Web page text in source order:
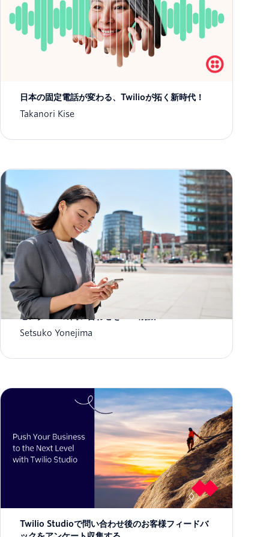
日本の固定電話が変わる、Twilioが拓く新時代！
Takanori Kise
エアコン配達・設置の連絡を完全自動化！ コール
センターへの問い合わせを75%削減
Setsuko Yonejima
Twilio Studioで問い合わせ後のお客様フィードバ